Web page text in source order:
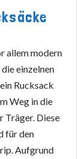
allem modern
einzelnen
Rucksack
Weg in die
Träger. Diese
für den
Aufgrund